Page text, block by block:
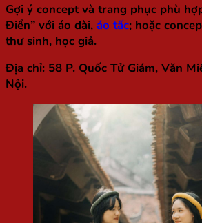
Gợi ý concept và trang phục phù
Điển” với áo dài, áo tấc; hoặc
thư sinh, học giả.
Địa chỉ: 58 P. Quốc Tử Giám, Văn
Nội.